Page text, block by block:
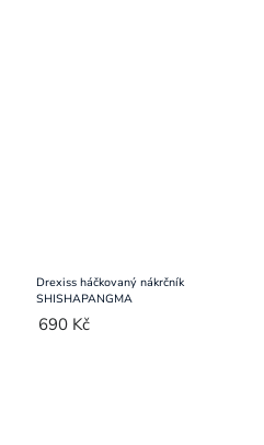
Drexiss háčkovaný nákrčník
SHISHAPANGMA
690 Kč